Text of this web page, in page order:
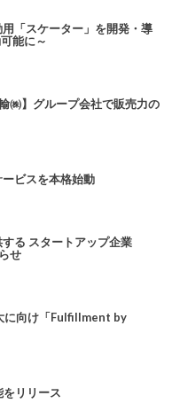
「スケーター」を開発・導
能に～
㈱】グループ会社で販売力の
ビスを本格始動
る スタートアップ企業
せ
に向け「Fulfillment by
リリース